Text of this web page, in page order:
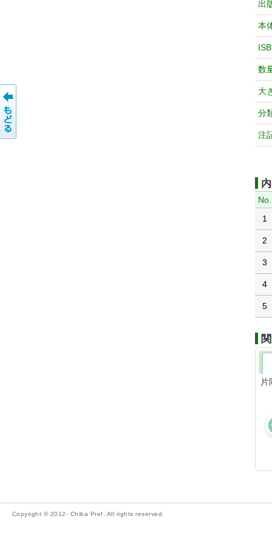
出
本
数
大
分
注
No.
1
2
3
4
5
片
Copyright © 2012- Chiba Pref. All rights reserved.